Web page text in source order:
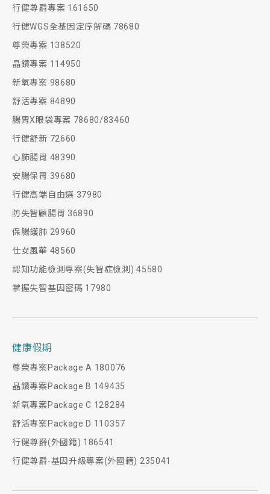
行健尊爵專案 161650
行健WGS全基因定序解碼 78680
尊榮專案 138520
晶鑽專案 114950
新氧專案 98680
舒活專案 84890
腸胃X眼袋專案 78680/83460
行健舒新 72660
心肺腸胃 48390
安腸保胃 39680
行健高端自由選 37980
防失智顧腸胃 36890
保腸護肺 29960
仕女風華 48560
認知功能檢測專案(失智症檢測) 45580
掌握失智基因密碼 17980
健康假期
尊榮專案Package A 180076
晶鑽專案Package B 149435
新氧專案Package C 128284
舒活專案Package D 110357
行健尊爵(外國籍) 186541
行健尊爵-基因升級專案(外國籍) 235041